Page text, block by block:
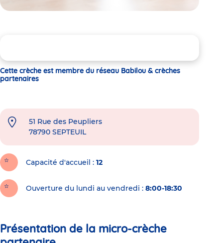
Cette crèche est membre du réseau Babilou & crèches
partenaires
51 Rue des Peupliers
78790 SEPTEUIL
Capacité d'accueil 12
Ouverture du lundi au vendredi : 8:00-18:30
Présentation de la micro-crèche